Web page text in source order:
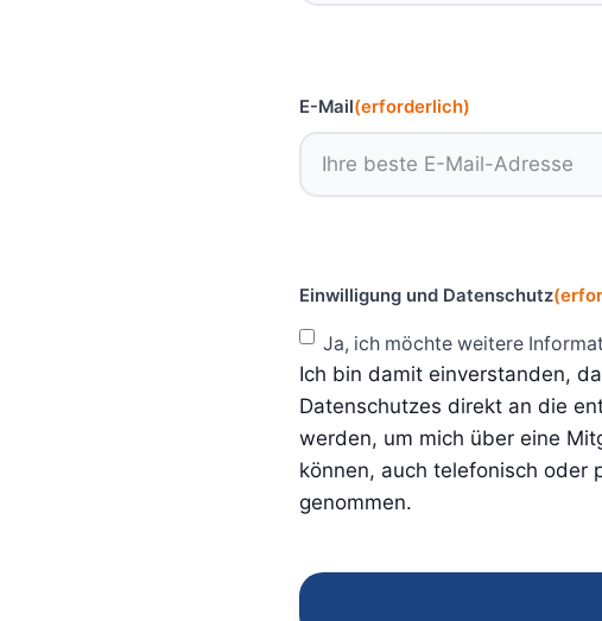
E-Mail(erforderlich)
Einwilligung und Datenschutz
Ja, ich möchte weitere
Ich bin damit einverstanden,
Datenschutzes direkt an die
werden, um mich über eine
können, auch telefonisch oder
genommen.